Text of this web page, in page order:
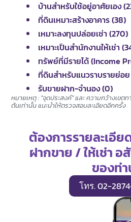
บ้านสำหรับใช้อยู่อาศัยเอง
ที่ดินเหมาะสร้างอาคาร (38)
เหมาะลงทุนปล่อยเช่า (270)
เหมาะเป็นสำนักงานให้เช่า
ทรัพย์ที่มีรายได้ (Income
ที่ดินสำหรับแนวราบรายย่อย
รับขายฝาก-จำนอง (0)
หมายเหตุ : "จุดประสงค์" และ ความกว้างเขต
ต้นเท่านั้น แนะนำให้ตรวจสอบละเอียดอีกครั้ง
ต้องการรายละเอี
ฝากขาย / ให้เช่า
ของท่
โทร. 02-